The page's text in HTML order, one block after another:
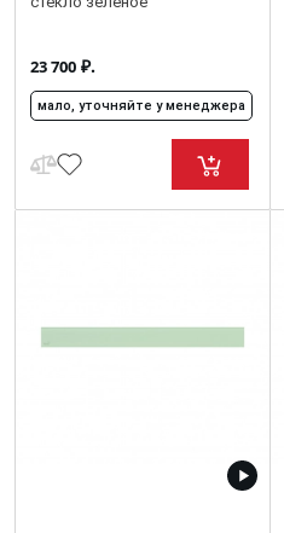
23 700 ₽.
мало, уточняйте у менеджера